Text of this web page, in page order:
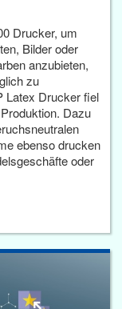
Drucker, um
Bilder oder
anzubieten,
zu
Latex Drucker fiel
Dazu
ebenso drucken
oder